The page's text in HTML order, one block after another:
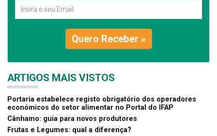
Quero Receber »
ARTIGOS MAIS VISTOS
Portaria estabelece registo obrigatório dos operadores
económicos do setor alimentar no Portal do IFAP
Cânhamo: guia para novos produtores
Frutas e Legumes: qual a diferença?